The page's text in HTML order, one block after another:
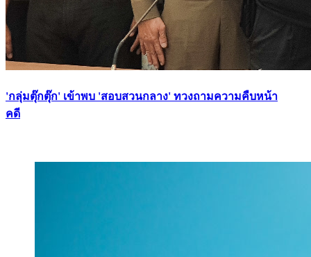
'กลุ่มตุ๊กตุ๊ก' เข้าพบ 'สอบสวนกลาง' ทวงถามความคืบหน้า
คดี